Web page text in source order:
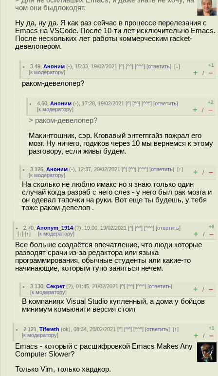
чом они быдлокодят.
Ну да, ну да. Я как раз сейчас в процессе перелезания с
Emacs на VSCode. После 10-ти лет исключительно Emacs.
После нескольких лет работы коммерческим racket-
девелопером.
3.49 ,Аноним (-), 15:33, 19/02/2021 [^] [^^] [^^^] [ответить][↓]
[к модератору]
+1
+ / –
раком-девелопер?
4.60 ,Аноним (-), 17:28, 19/02/2021 [^] [^^] [^^^] [ответить]
[к модератору]
+2
+ / –
> раком-девелопер?
Макинтошник, сэр. Кговавый энтегпгайз пожрал его
мозг. Ну ничего, годиков через 10 мы вернемся к этому
разговору, если живы будем.
3.126 ,Аноним (-), 12:37, 20/02/2021 [^] [^^] [^^^] [ответить][↑]
[к модератору] + / –
На сколько не люблю имакс но я знаю только один
случай когда разраб с него слез - у него был рак мозга и
он одевал тапочки на руки. Вот еще ты будешь, у тебя
тоже раком девелоп .
2.70 ,Anonym_1914 (?), 19:00, 19/02/2021 [^] [^^] [^^^] [ответить]
[↓] [↑] [к модератору]
+8
+ / –
Все больше создаётся впечатление, что люди которые
разводят срачи из-за редактора или языка
программирования, обычные студенты или какие-то
начинающие, которым тупо заняться нечем.
3.130 ,Секрет (?), 01:45, 21/02/2021 [^] [^^] [^^^] [ответить]
[к модератору] + / –
В компаниях Visual Studio купленный, а дома у бойцов
минимум комьюнити версия стоит
2.121 ,Tifereth (ok), 08:34, 20/02/2021 [^] [^^] [^^^] [ответить][↑]
[к модератору]
+1
+ / –
Emacs - который с расшифровкой Emacs Makes Any
Computer Slower?
Только Vim, только хардкор.